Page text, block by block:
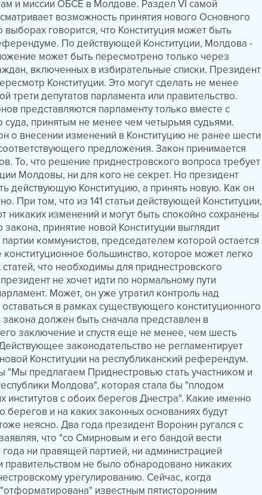
и миссии ОБСЕ в Молдове. Раздел VI самой
возможность принятия нового Основного
выборах говорится, что Конституция может быть
По действующей Конституции, Молдова -
может быть пересмотрено только через
включенных в избирательные списки. Президент
Конституции. Это могут сделать не менее
трети депутатов парламента или правительство.
представляются парламенту только вместе с
суда, принятым не менее чем четырьмя судьями.
о внесении изменений в Конституцию не ранее шести
предложения. Закон принимается
То, что решение приднестровского вопроса требует
Молдовы, ни для кого не секрет. Но президент
действующую Конституцию, а принять новую. Как он
При том, что из 141 статьи действующей Конституции,
никаких изменений и могут быть спокойно сохранены
принятие новой Конституции выглядит
коммунистов, председателем которой остается
большинство, которое может легко
что необходимы для приднестровского
не хочет идти по нормальному пути
Может, он уже утратил контроль над
в рамках существующего конституционного
должен быть сначала представлен в
заключение и спустя еще не менее, чем шесть
законодательство не регламентирует
Конституции на республиканский референдум.
"Мы предлагаем Приднестровью стать участником и
Молдова", которая стала бы "плодом
институтов с обоих берегов Днестра". Какие именно
берегов и на каких законных основаниях будут
неясно. Два года президент Воронин ругался с
что "со Смирновым и его бандой вести
ни правящей партией, ни администрацией
правительством не было обнародовано никаких
урегулированию. Сейчас, когда
известным пятисторонним